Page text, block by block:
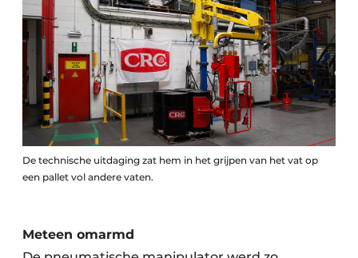
De technische uitdaging zat hem in het grijpen van het vat op
een pallet vol andere vaten.
Meteen omarmd